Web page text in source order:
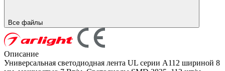
Все файлы
Описание
Универсальная светодиодная лента UL серии A112 шириной 8